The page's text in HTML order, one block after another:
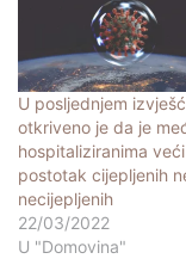
U posljednjem
otkriveno je da je
hospitaliziranima veći
postotak cijepljenih
necijepljenih
22/03/2022
U "Domovina"